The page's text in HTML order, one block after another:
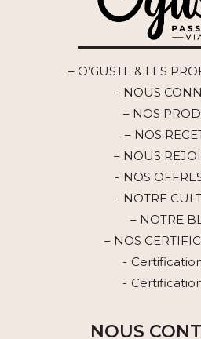
– O’GUSTE & LES
– NOUS
– NOS
– NOS
– NOUS
NOS
NOTRE
– NOTRE
– NOS
NOUS